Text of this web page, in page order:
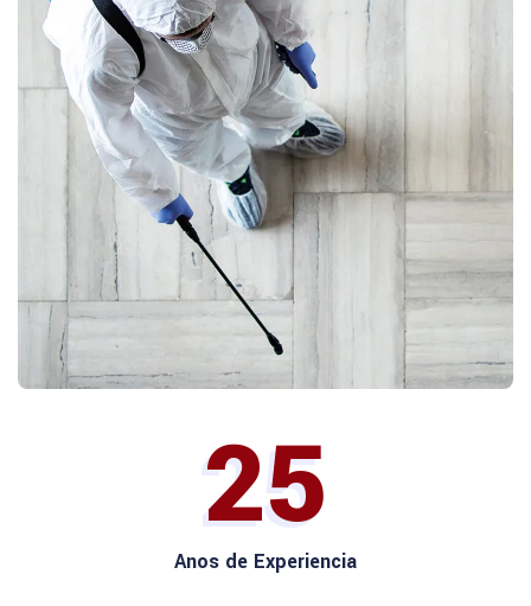
25
Anos de Experiencia